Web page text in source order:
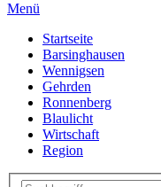
Menü
Startseite
Barsinghausen
Wennigsen
Gehrden
Ronnenberg
Blaulicht
Wirtschaft
Region